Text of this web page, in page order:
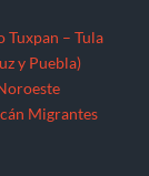
Tuxpan – Tula
y Puebla)
Migrantes